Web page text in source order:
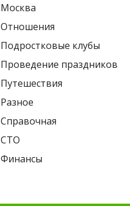
Москва
Отношения
Подростковые клубы
Проведение праздников
Путешествия
Разное
Справочная
СТО
Финансы